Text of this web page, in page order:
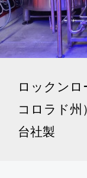
ロックンロ
コロラド州
台社製